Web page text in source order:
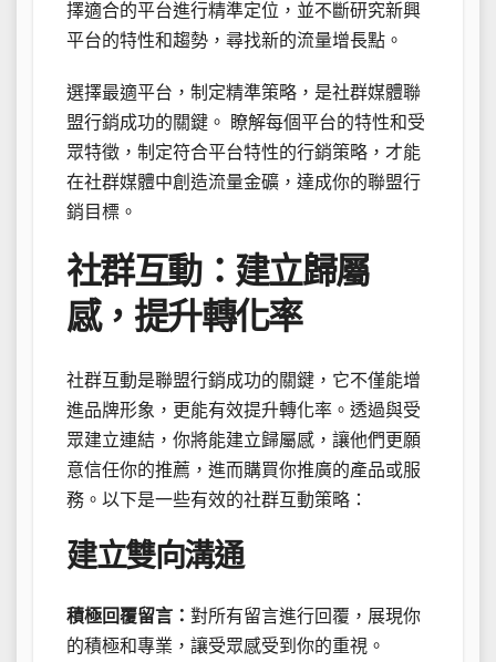
擇適合的平台進行精準定位，並不斷研究新興
平台的特性和趨勢，尋找新的流量增長點。
選擇最適平台，制定精準策略，是社群媒體聯
盟行銷成功的關鍵。 瞭解每個平台的特性和受
眾特徵，制定符合平台特性的行銷策略，才能
在社群媒體中創造流量金礦，達成你的聯盟行
銷目標。
社群互動：建立歸屬
感，提升轉化率
社群互動是聯盟行銷成功的關鍵，它不僅能增
進品牌形象，更能有效提升轉化率。透過與受
眾建立連結，你將能建立歸屬感，讓他們更願
意信任你的推薦，進而購買你推廣的產品或服
務。以下是一些有效的社群互動策略：
建立雙向溝通
積極回覆留言： 對所有留言進行回覆，展現你
的積極和專業，讓受眾感受到你的重視。